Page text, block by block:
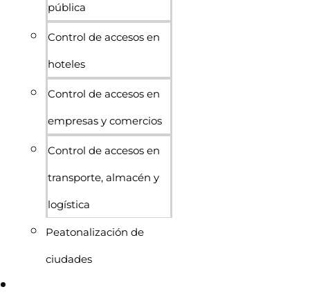
pública
Control de accesos en
hoteles
Control de accesos en
empresas y comercios
Control de accesos en
transporte, almacén y
logística
Peatonalización de
ciudades